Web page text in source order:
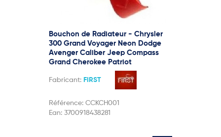
Bouchon de Radiateur - Chrysler
300 Grand Voyager Neon Dodge
Avenger Caliber Jeep Compass
Grand Cherokee Patriot
Fabricant: FIRST
Référence: CCKCH001
Ean: 3700918438281